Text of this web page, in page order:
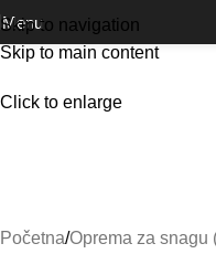
Skip to navigation
Skip to main content
Outlet
Menu
Click to enlarge
Početna Oprema za snagu